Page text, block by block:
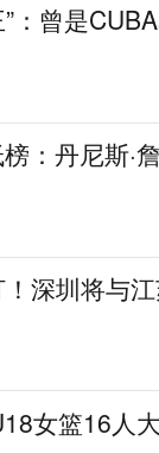
：曾是
：丹尼斯·
深圳将与
女篮16人